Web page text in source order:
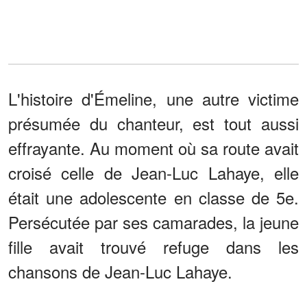
L'histoire d'Émeline, une autre victime
présumée du chanteur, est tout aussi
effrayante. Au moment où sa route avait
croisé celle de Jean-Luc Lahaye, elle
était une adolescente en classe de 5e.
Persécutée par ses camarades, la jeune
fille avait trouvé refuge dans les
chansons de Jean-Luc Lahaye.